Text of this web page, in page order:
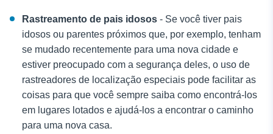
Rastreamento de pais idosos - Se você tiver pais
idosos ou parentes próximos que, por exemplo, tenham
se mudado recentemente para uma nova cidade e
estiver preocupado com a segurança deles, o uso de
rastreadores de localização especiais pode facilitar as
coisas para que você sempre saiba como encontrá-los
em lugares lotados e ajudá-los a encontrar o caminho
para uma nova casa.